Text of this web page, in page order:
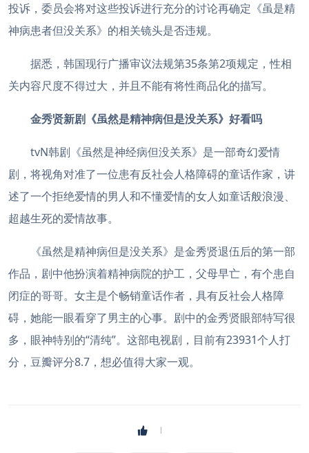
投诉，委员会将对这些投诉进行充分的讨论再确定《虽是精
神病患者但没关系》的相关镜头是否违规。
据悉，韩国现行广播审议法规第35条第2项规定，性相
关内容尺度不得过大，并且不能有将性商品化的描写。
金秀贤新剧《虽然是精神病但是没关系》好看吗
tvN韩剧《虽然是神经病但没关系》是一部奇幻爱情
剧，将视角对准了一位患有反社会人格障碍的童话作家，讲
述了一个拒绝爱情的男人和不懂爱情的女人如童话般浪漫、
超越生死的爱情故事。
《虽然是精神病但是没关系》是金秀贤退伍后的第一部
作品，剧中他扮演着精神病院的护工，父母早亡，有个患自
闭症的哥哥。女主是个畅销童话作者，具有反社会人格障
碍，她能一眼看穿了男主的心事。剧中的金秀贤眼部特写很
多，眼神特别的“清纯”。这部电视剧，目前有23931个人打
分，豆瓣评分8.7，想必值得大家一观。